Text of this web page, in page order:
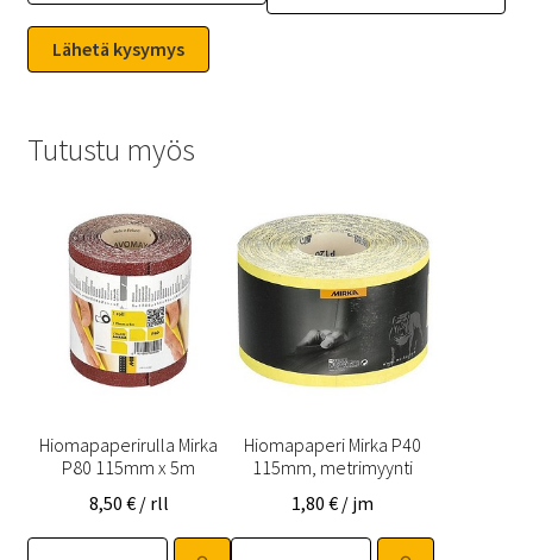
Tutustu myös
Hiomapaperirulla Mirka
P80 115mm x 5m
8,50 € / rll
Hiomapaperi Mirka P40
115mm, metrimyynti
1,80€ / jm